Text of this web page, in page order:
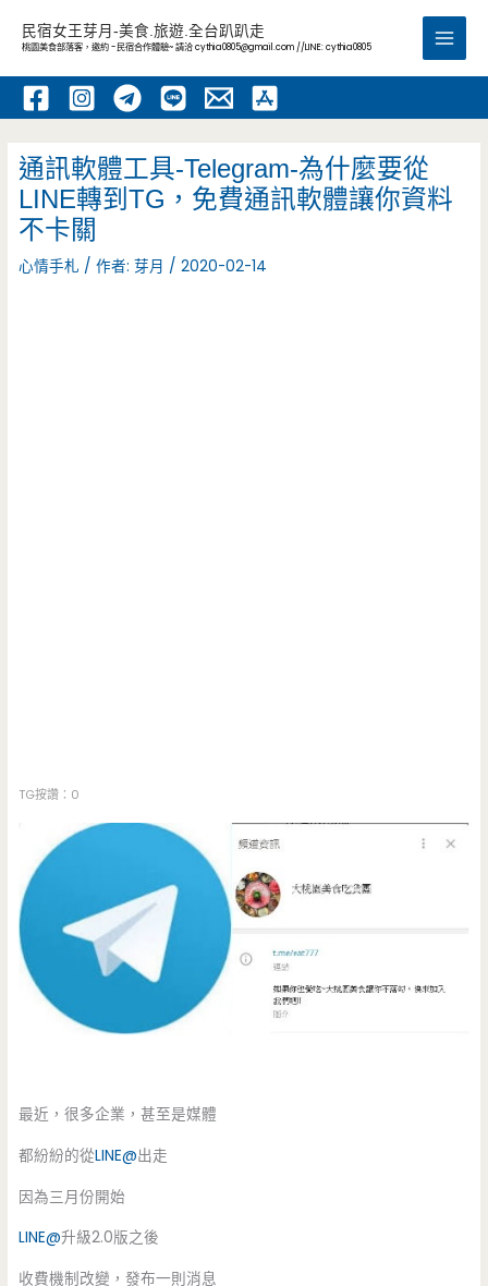
內
民宿女王芽月-美食.旅遊.全台趴趴走
桃園美食部落客，邀約 -民宿合作體驗~ 請洽cythia0805@gmail.com //LINE: cythia0805
Main
通訊軟體工具-Telegram-為什麼要從
LINE轉到TG，免費通訊軟體讓你資料
不卡關
心情手札 / 作者:芽月 /2020-02-14
TG按讚：0
最近，很多企業，甚至是媒體
都紛紛的從LINE@出走
因為三月份開始
LINE@升級2.0版之後
收費機制改變，發布一則消息